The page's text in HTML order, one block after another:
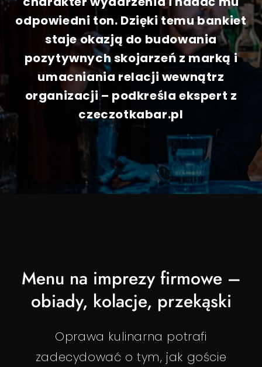
odpowiedni ton. Dzięki temu bankiet
staje okazją do budowania
pozytywnych skojarzeń z marką i
umacniania relacji wewnątrz
organizacji – podkreśla ekspert z
czeczotkabar.pl
Menu na imprezy firmowe –
obiady, kolacje, przekąski
Oprawa kulinarna potrafi
zadecydować o tym, jak goście